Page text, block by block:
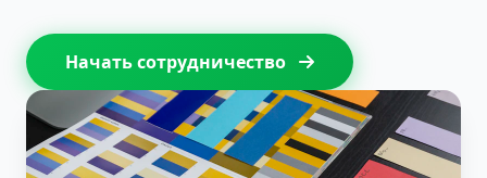
Начать сотрудничество